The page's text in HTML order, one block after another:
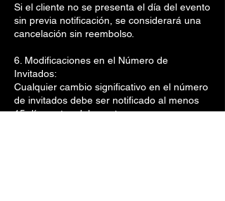
Si el cliente no se presenta el día del evento
sin previa notificación, se considerará una
cancelación sin reembolso.
6. Modificaciones en el Número de
Invitados:
Cualquier cambio significativo en el número
de invitados debe ser notificado al menos
15 días antes del evento.